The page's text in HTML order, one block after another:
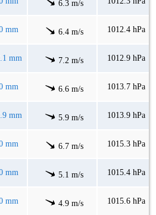
6.3 m/s
mm 6.4 m/s 1012.4 hPa
mm 7.2 m/s 1012.9 hPa
mm 6.6 m/s 1013.7 hPa
mm 5.9 m/s 1013.9 hPa
mm 6.7 m/s 1015.3 hPa
mm 5.1 m/s 1015.4 hPa
mm 4.9 m/s 1015.6 hPa